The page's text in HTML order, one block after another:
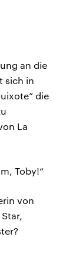
an die
sich in
die
La
Toby!“
von